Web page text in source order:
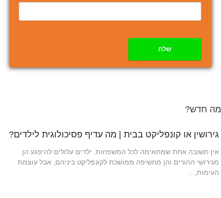
שלח
מה חדש?
גירושין או קונפליקט בבית | מה עדיף פסיכולוגית לילדים?
אין תשובה אחת שמתאימה לכל המשפחות. ילדים עלולים להיפגע הן
מגירושי ההורים והן מחשיפה ממושכת לקונפליקט ביניהם, אבל עוצמת
העימות,…